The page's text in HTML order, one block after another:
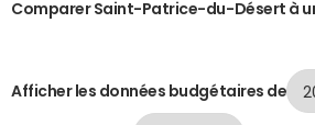
Comparer Saint-Patrice-du-Désert à
Afficher les données budgétaires de